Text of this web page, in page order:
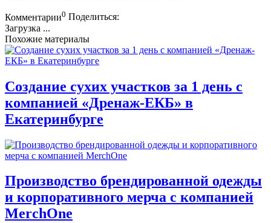
Комментарии0 Поделиться:
Загрузка ...
Похожие материалы
Создание сухих участков за 1 день с
компанией «Дренаж-ЕКБ» в
Екатеринбурге
Производство брендированной одежды
и корпоративного мерча с компанией
MerchOne